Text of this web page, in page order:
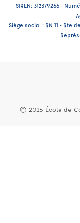
SIREN: 312379266 -
Siège social : RN 11 - Rte
© 2026 École de